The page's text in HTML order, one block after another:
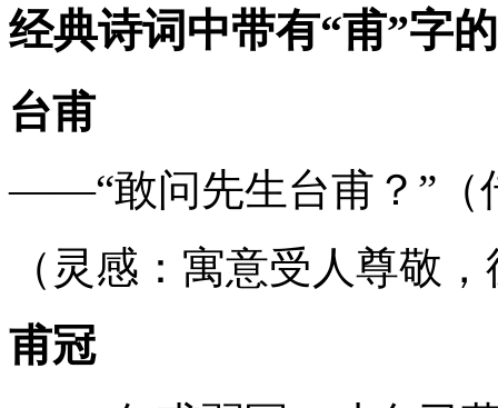
经典诗词中带有“甫”字
台甫
——“敢问先生台甫？”（
（灵感：寓意受人尊敬
甫冠